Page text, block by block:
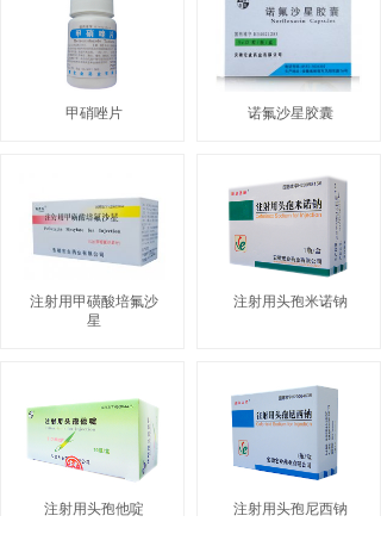
甲硝唑片 诺氟沙星胶囊
注射用甲磺酸培氟沙
星
注射用头孢米诺钠
注射用头孢他啶 注射用头孢尼西钠